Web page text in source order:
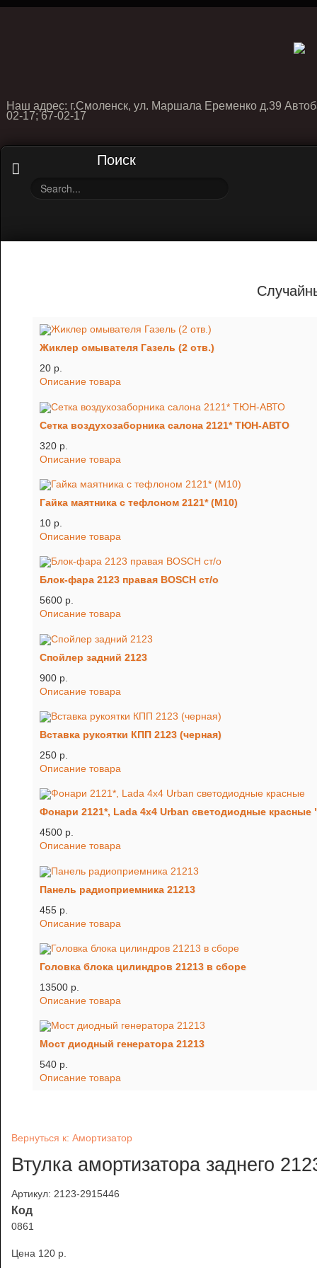
Наш адрес: г.Смоленск, ул. Маршала Еременко д.39
02-17; 67-02-17
Поиск
Жиклер омывателя Газель (2 отв.)
20 p.
Описание товара
Сетка воздухозаборника салона 2121* ТЮН-АВТО
320 p.
Описание товара
Гайка маятника с тефлоном 2121* (М10)
10 p.
Описание товара
Блок-фара 2123 правая BOSCH ст/о
5600 p.
Описание товара
Спойлер задний 2123
900 p.
Описание товара
Вставка рукоятки КПП 2123 (черная)
250 p.
Описание товара
Фонари 2121*, Lada 4х4 Urban светодиодные
4500 p.
Описание товара
Панель радиоприемника 21213
455 p.
Описание товара
Головка блока цилиндров 21213 в сборе
13500 p.
Описание товара
Мост диодный генератора 21213
540 p.
Описание товара
Вернуться к: Амортизатор
Втулка амортизатора заднего
Артикул: 2123-2915446
Код
0861
Цена 120 p.